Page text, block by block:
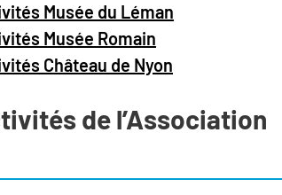
Musée du Léman
Musée Romain
Château de Nyon
de l’Association